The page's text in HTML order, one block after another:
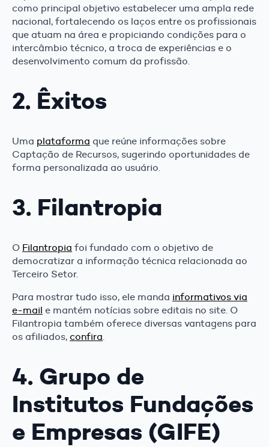
como principal objetivo estabelecer uma ampla rede
nacional, fortalecendo os laços entre os profissionais
que atuam na área e propiciando condições para o
intercâmbio técnico, a troca de experiências e o
desenvolvimento comum da profissão.
2. Êxitos
Uma plataforma que reúne informações sobre
Captação de Recursos, sugerindo oportunidades de
forma personalizada ao usuário.
3. Filantropia
O Filantropia foi fundado com o objetivo de
democratizar a informação técnica relacionada ao
Terceiro Setor.
Para mostrar tudo isso, ele manda informativos via
e-mail e mantém notícias sobre editais no site. O
Filantropia também oferece diversas vantagens para
os afiliados, confira
4. Grupo de
Institutos Fundações
e Empresas (GIFE)